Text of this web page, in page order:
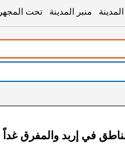
منبر المدينة تحت المجهر
في إربد والمفرق غداً